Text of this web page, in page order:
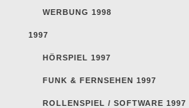
WERBUNG 1998
1997
HÖRSPIEL 1997
FUNK & FERNSEHEN 1997
ROLLENSPIEL / SOFTWARE 1997